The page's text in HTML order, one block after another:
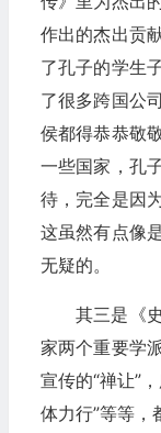
作出的杰出贡
了孔子的学生
了很多跨国公
侯都得恭恭敬
一些国家，孔
待，完全是因
这虽然有点像
无疑的。
其三是《
家两个重要学
宣传的“禅让”
体力行”等等，